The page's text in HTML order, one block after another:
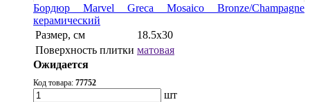
Бордюр Marvel Greca Mosaico Bronze/Champagne
керамический
Размер, см
18.5x30
Поверхность плитки матовая
Ожидается
Код товара: 77752
шт